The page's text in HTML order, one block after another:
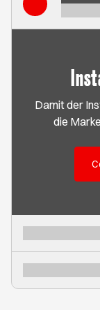
Damit der
die